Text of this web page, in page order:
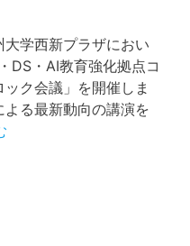
学西新プラザにおい
DS・AI教育強化拠点コ
ク会議」を開催しま
る最新動向の講演を